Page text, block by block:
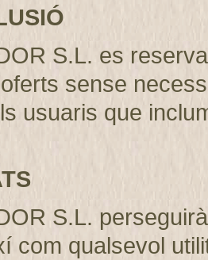
S.L. es
sense
usuaris que
S.L.
com qualsevol